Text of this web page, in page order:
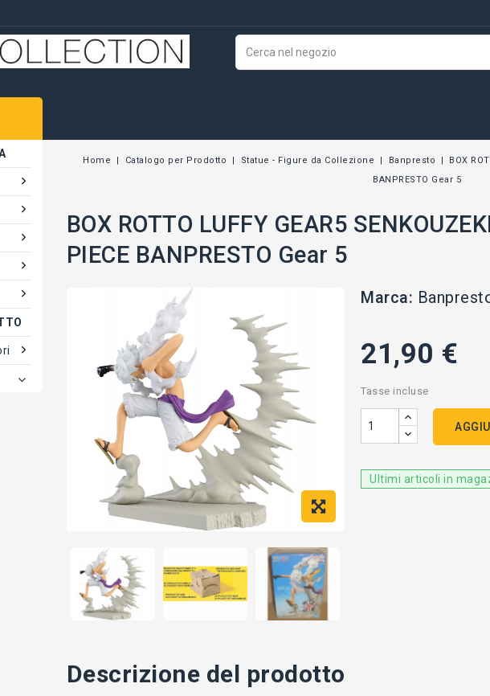
Home Catalogo per Prodotto Statue - Figure da Collezione Banpresto
BOX
BANPRESTO Gear 5
BOX ROTTO LUFFY GEAR5
PIECE BANPRESTO Gear 5
Marca:
21,90 €
Tasse incluse
Ultimi articoli in
Descrizione del prodotto